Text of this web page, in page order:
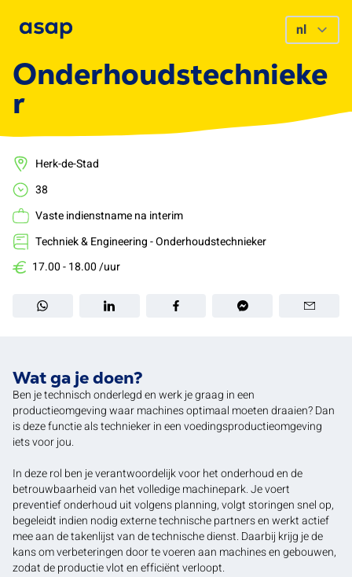
Onderhoudstechnieke
r
Herk-de-Stad
38
Vaste indienstname na interim
Techniek & Engineering - Onderhoudstechnieker
17.00 - 18.00 /uur
Wat ga je doen?
Ben je technisch onderlegd en werk je graag in een
productieomgeving waar machines optimaal moeten draaien? Dan
is deze functie als technieker in een voedingsproductieomgeving
iets voor jou.
In deze rol ben je verantwoordelijk voor het onderhoud en de
betrouwbaarheid van het volledige machinepark. Je voert
preventief onderhoud uit volgens planning, volgt storingen snel op,
begeleidt indien nodig externe technische partners en werkt actief
mee aan de takenlijst van de technische dienst. Daarbij krijg je de
kans om verbeteringen door te voeren aan machines en gebouwen,
zodat de productie vlot en efficiënt verloopt.